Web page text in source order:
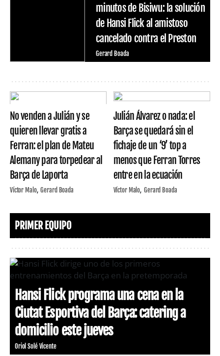
minutos de Bisiwu: la solución
de Hansi Flick al amistoso
cancelado contra el Preston
Gerard Boada
No venden a Julián y se
quieren llevar gratis a
Ferran: el plan de Mateu
Alemany para torpedear al
Barça de Laporta
Víctor Malo Gerard Boada
Julián Álvarez o nada: el
Barça se quedará sin el
fichaje de un ‘9’ top a
menos que Ferran Torres
entre en la ecuación
Víctor Malo Gerard Boada
PRIMER EQUIPO
Hansi Flick programa una cena en la
Ciutat Esportiva del Barça: catering a
domicilio este jueves
Oriol Solé Vicente